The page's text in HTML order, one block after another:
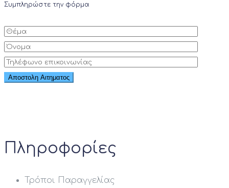
Συμπληρώστε την φόρμα
Πληροφορίες
Τρόποι Παραγγελίας